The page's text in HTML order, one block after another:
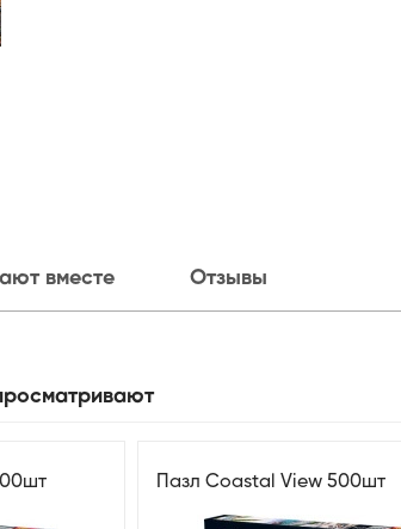
вместе Отзывы
Пазл Coastal View 500шт